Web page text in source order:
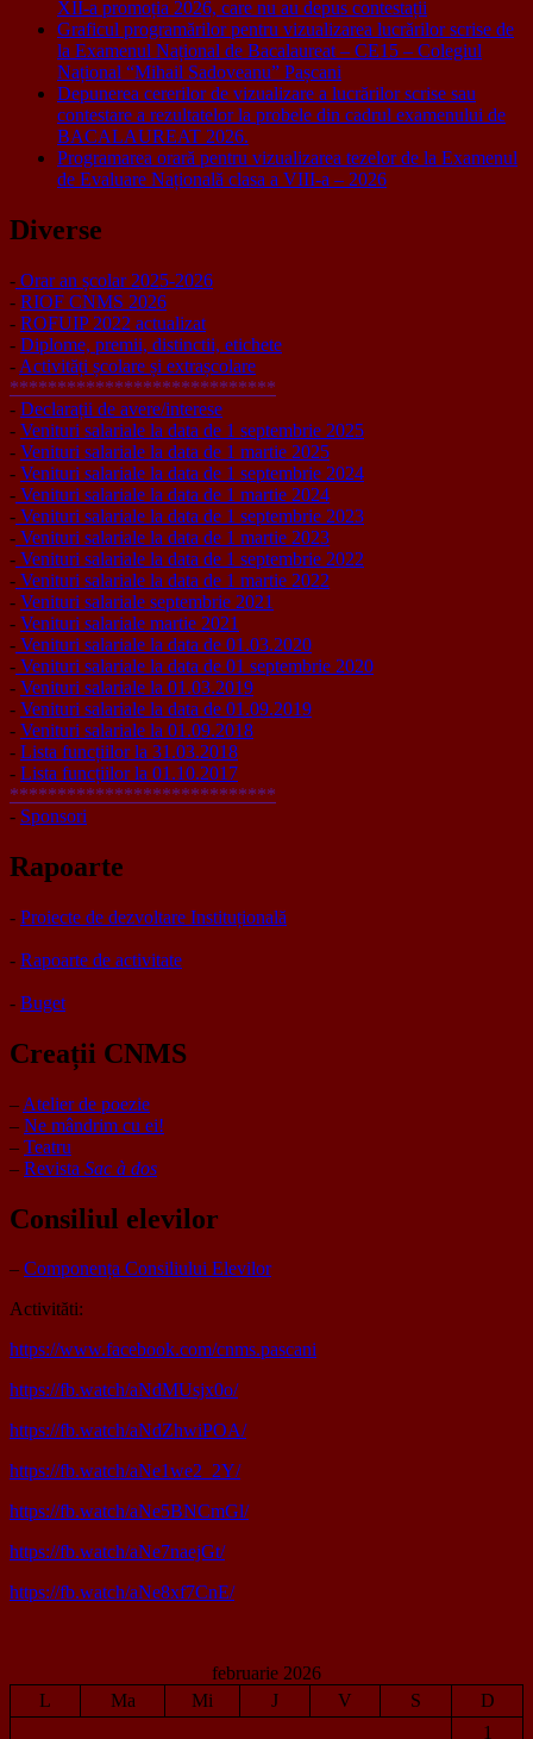
XII-a promoția 2026, care nu au depus contestații
Graficul programărilor pentru vizualizarea lucrărilor scrise de
la Examenul Național de Bacalaureat – CE15 – Colegiul
Național “Mihail Sadoveanu” Pașcani
Depunerea cererilor de vizualizare a lucrărilor scrise sau
contestare a rezultatelor la probele din cadrul examenului de
BACALAUREAT 2026.
Programarea orară pentru vizualizarea tezelor de la Examenul
de Evaluare Națională clasa a VIII-a – 2026
Diverse
- Orar an școlar 2025-2026
- RIOF CNMS 2026
- ROFUIP 2022 actualizat
- Diplome, premii, distinctii, etichete
- Activități școlare și extrașcolare
****************************
- Declarații de avere/interese
- Venituri salariale la data de 1 septembrie 2025
- Venituri salariale la data de 1 martie 2025
- Venituri salariale la data de 1 septembrie 2024
- Venituri salariale la data de 1 martie 2024
- Venituri salariale la data de 1 septembrie 2023
- Venituri salariale la data de 1 martie 2023
- Venituri salariale la data de 1 septembrie 2022
- Venituri salariale la data de 1 martie 2022
- Venituri salariale septembrie 2021
- Venituri salariale martie 2021
- Venituri salariale la data de 01.03.2020
- Venituri salariale la data de 01 septembrie 2020
- Venituri salariale la 01.03.2019
- Venituri salariale la data de 01.09.2019
- Venituri salariale la 01.09.2018
- Lista funcțiilor la 31.03.2018
- Lista funcțiilor la 01.10.2017
****************************
- Sponsori
Rapoarte
- Proiecte de dezvoltare Instituțională
- Rapoarte de activitate
- Buget
Creații CNMS
– Atelier de poezie
– Ne mândrim cu ei!
– Teatru
– Revista Sac à dos
Consiliul elevilor
– Componența Consiliului Elevilor
Activităti:
https://www.facebook.com/cnms.pascani
https://fb.watch/aNdMUsjx0o/
https://fb.watch/aNdZhwiPOA/
https://fb.watch/aNe1we2_2Y/
https://fb.watch/aNe5BNCmGl/
https://fb.watch/aNe7naejGt/
https://fb.watch/aNe8xf7CnE/
februarie 2026
L
Ma Mi J V S
D
1